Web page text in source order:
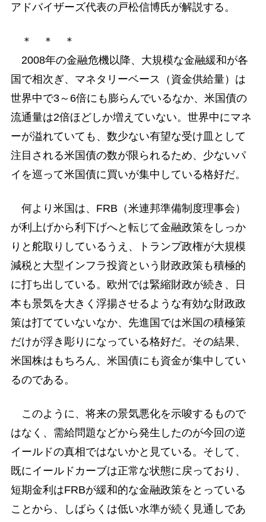
アドバイザーズ代表の戸松信博氏が解説する。
＊ ＊ ＊
2008年の金融危機以降、大規模な金融緩和が各
国で相次ぎ、マネタリーベース（資金供給量）は
世界中で3～6倍にも膨らんでいるなか、米国債の
流通量は2倍ほどしか増えていない。世界中にマネ
ーが溢れていても、数少ない有望な受け皿として
注目される米国債の数が限られるため、少ないパ
イを巡って米国債に買いが集中している格好だ。
何より米国は、FRB（米連邦準備制度理事会）
が利上げから利下げへと転じて金融政策をしっか
りと舵取りしているうえ、トランプ政権が大規模
減税と大型インフラ投資という財政政策も積極的
に打ち出している。欧州では緊縮財政が続き、日
本も景気を大きく浮揚させるような有効な財政政
策は打てていないなか、先進国では米国の積極策
だけが浮き彫りになっている格好だ。その結果、
米国株はもちろん、米国債にも資金が集中してい
るのである。
このように、将来の景気悪化を示唆するもので
はなく、需給問題などから発生したのが今回の逆
イールドの真相ではないかと見ている。そして、
既にイールドカーブは正常な状態に戻っており、
短期金利はFRBが緩和的な金融政策をとっている
ことから、しばらくは低い水準が続く見通しであ